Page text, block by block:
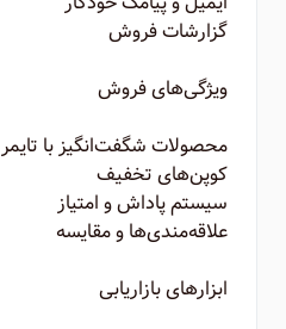
گزارشات فروش
ویژگی‌های فروش
محصولات شگفت‌انگیز با تایمر
کوپن‌های تخفیف
سیستم پاداش و امتیاز
علاقه‌مندی‌ها و مقایسه
ابزارهای بازاریابی